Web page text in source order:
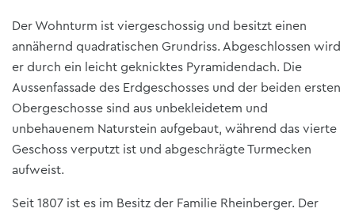
Der Wohnturm ist viergeschossig und besitzt einen
annähernd quadratischen Grundriss. Abgeschlossen wird
er durch ein leicht geknicktes Pyramidendach. Die
Aussenfassade des Erdgeschosses und der beiden ersten
Obergeschosse sind aus unbekleidetem und
unbehauenem Naturstein aufgebaut, während das vierte
Geschoss verputzt ist und abgeschrägte Turmecken
aufweist.
Seit 1807 ist es im Besitz der Familie Rheinberger. Der